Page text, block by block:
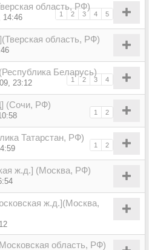
область, РФ)
1 2 3 4 5
14:46
область, РФ)
Беларусь)
1 2 3 4
23:12
(Сочи, РФ)
1 2
Татарстан, РФ)
1 2
ж.д.] (Москва, РФ)
ж.д.](Москва,
область, РФ)